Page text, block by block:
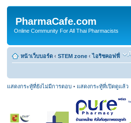
PharmaCafe.com
Online Community For All Thai Pharmacists
หน้าเว็บบอร์ด ‹ STEM zone ‹ ไอริชคอฟฟี่
แสดงกระทู้ที่ยังไม่มีการตอบ • แสดงกระทู้ที่เปิดดูแล้ว